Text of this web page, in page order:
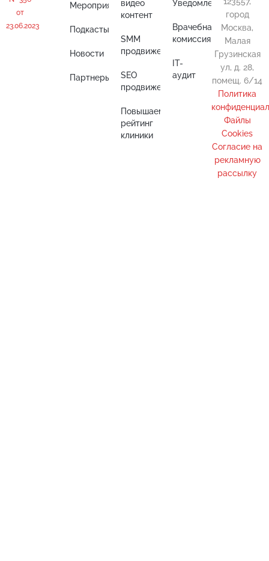
от
23.06.2023
Мероприятия
Подкасты
Новости
Партнеры
видео
контент
SMM
продвижение
SEO
продвижение
Повышаем
рейтинг
клиники
Уведомления
Врачебная
комиссия
IT-
аудит
город
Москва,
Малая
Грузинская
ул, д. 28,
помещ. 6/14
Политика
Файлы
Cookies
Cогласие на
рекламную
рассылку